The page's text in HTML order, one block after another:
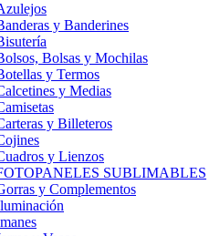
y Banderines
Bolsas y Mochilas
y Termos
y Medias
y Billeteros
y Lienzos
SUBLIMABLES
y Complementos